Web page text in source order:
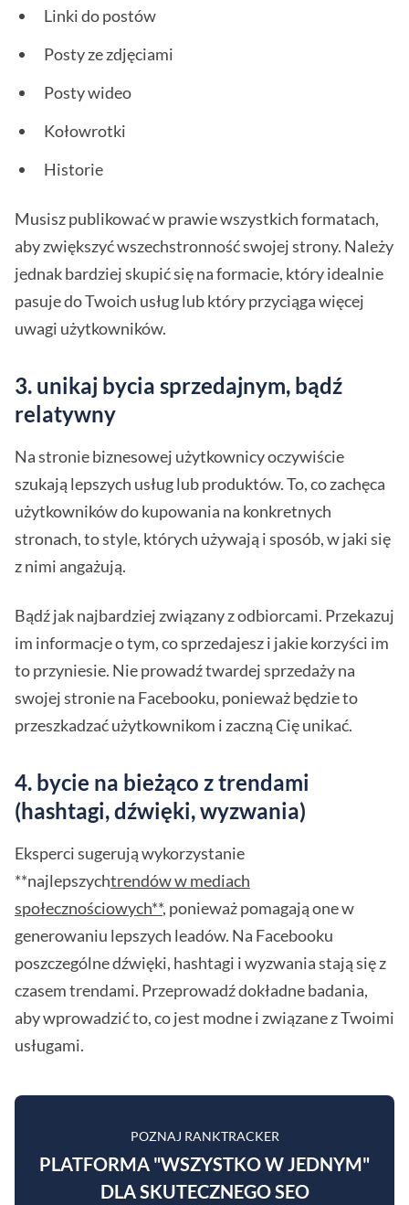
Linki do postów
Posty ze zdjęciami
Posty wideo
Kołowrotki
Historie
Musisz publikować w prawie wszystkich formatach,
aby zwiększyć wszechstronność swojej strony. Należy
jednak bardziej skupić się na formacie, który idealnie
pasuje do Twoich usług lub który przyciąga więcej
uwagi użytkowników.
3. unikaj bycia sprzedajnym, bądź
relatywny
Na stronie biznesowej użytkownicy oczywiście
szukają lepszych usług lub produktów. To, co zachęca
użytkowników do kupowania na konkretnych
stronach, to style, których używają i sposób, w jaki się
z nimi angażują.
Bądź jak najbardziej związany z odbiorcami. Przekazuj
im informacje o tym, co sprzedajesz i jakie korzyści im
to przyniesie. Nie prowadź twardej sprzedaży na
swojej stronie na Facebooku, ponieważ będzie to
przeszkadzać użytkownikom i zaczną Cię unikać.
4. bycie na bieżąco z trendami
(hashtagi, dźwięki, wyzwania)
Eksperci sugerują wykorzystanie
**najlepszychtrendów w mediach
społecznościowych**, ponieważ pomagają one w
generowaniu lepszych leadów. Na Facebooku
poszczególne dźwięki, hashtagi i wyzwania stają się z
czasem trendami. Przeprowadź dokładne badania,
aby wprowadzić to, co jest modne i związane z Twoimi
usługami.
POZNAJ RANKTRACKER
PLATFORMA "WSZYSTKO W JEDNYM"
DLA SKUTECZNEGO SEO